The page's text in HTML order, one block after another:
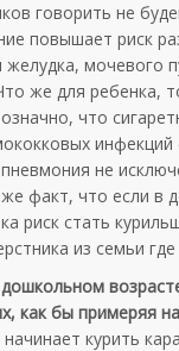
говорить не
повышает риск
желудка, мочевого
же для ребенка,
что
инфекций
не
факт, что если в
риск стать
из семьи где
как бы примеряя
курить